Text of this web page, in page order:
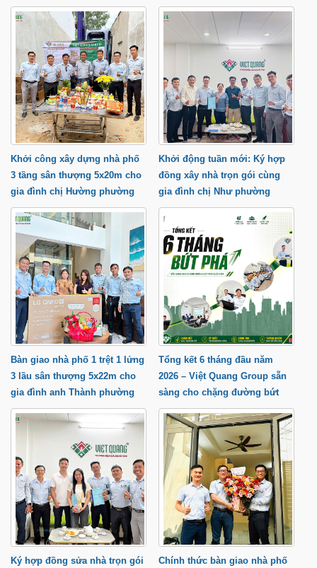
anh Trung tại phường Thạnh
Lộc
anh Cầu tại Quận 9 TP.HCM
Khởi công xây dựng nhà phố
3 tầng sân thượng 5x20m cho
gia đình chị Hường phường
Trung Mỹ Tây
Khởi động tuần mới: Ký hợp
đồng xây nhà trọn gói cùng
gia đình chị Như phường
Tăng Nhơn Phú tP.HCM
Bàn giao nhà phố 1 trệt 1 lửng
3 lầu sân thượng 5x22m cho
gia đình anh Thành phường
Trung Mỹ Tây
Tổng kết 6 tháng đầu năm
2026 – Việt Quang Group sẵn
sàng cho chặng đường bứt
phá cuối năm
Ký hợp đồng sửa nhà trọn gói
Chính thức bàn giao nhà phố